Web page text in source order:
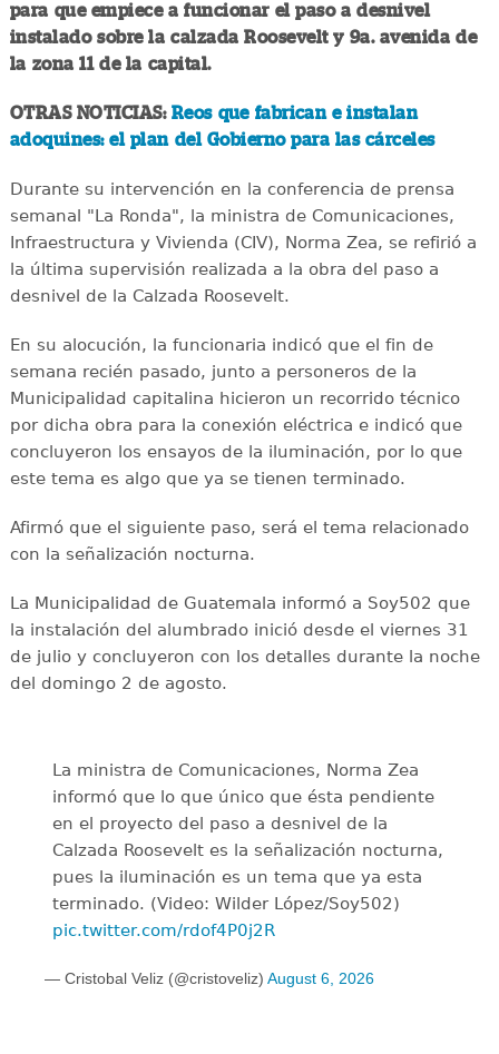
para que empiece a funcionar el paso a desnivel
instalado sobre la calzada Roosevelt y 9a. avenida de
la zona 11 de la capital.
OTRAS NOTICIAS: Reos que fabrican e instalan
adoquines: el plan del Gobierno para las cárceles
Durante su intervención en la conferencia de prensa
semanal "La Ronda", la ministra de Comunicaciones,
Infraestructura y Vivienda (CIV), Norma Zea, se refirió a
la última supervisión realizada a la obra del paso a
desnivel de la Calzada Roosevelt.
En su alocución, la funcionaria indicó que el fin de
semana recién pasado, junto a personeros de la
Municipalidad capitalina hicieron un recorrido técnico
por dicha obra para la conexión eléctrica e indicó que
concluyeron los ensayos de la iluminación, por lo que
este tema es algo que ya se tienen terminado.
Afirmó que el siguiente paso, será el tema relacionado
con la señalización nocturna.
La Municipalidad de Guatemala informó a Soy502 que
la instalación del alumbrado inició desde el viernes 31
de julio y concluyeron con los detalles durante la noche
del domingo 2 de agosto.
La ministra de Comunicaciones, Norma Zea
informó que lo que único que ésta pendiente
en el proyecto del paso a desnivel de la
Calzada Roosevelt es la señalización nocturna,
pues la iluminación es un tema que ya esta
terminado. (Video: Wilder López/Soy502)
pic.twitter.com/rdof4P0j2R
— Cristobal Veliz (@cristoveliz) August 6, 2026